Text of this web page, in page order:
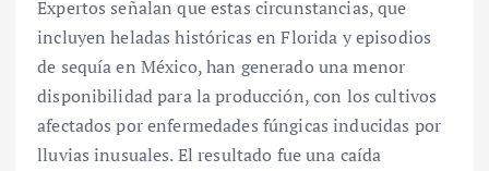
Expertos señalan que estas circunstancias, que
incluyen heladas históricas en Florida y episodios
de sequía en México, han generado una menor
disponibilidad para la producción, con los cultivos
afectados por enfermedades fúngicas inducidas por
lluvias inusuales. El resultado fue una caída